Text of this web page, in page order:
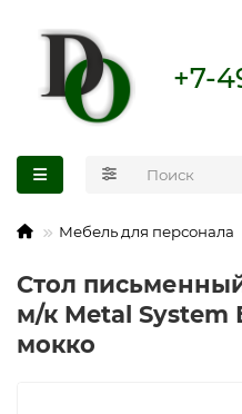
+7-
Мебель для персонала
Стол
м/к Metal
мокко